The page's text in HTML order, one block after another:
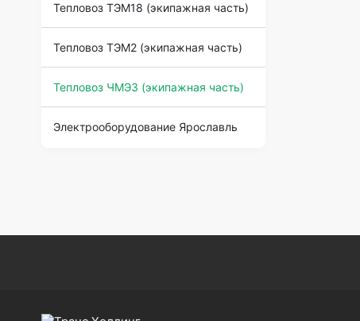
Тепловоз ТЭМ18 (экипажная часть)
Тепловоз ТЭМ2 (экипажная часть)
Тепловоз ЧМЭ3 (экипажная часть)
Электрооборудование Ярославль